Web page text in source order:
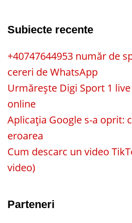
Subiecte recente
+40747644953 număr de
cereri de WhatsApp
Urmărește Digi Sport 1
online
Aplicația Google s-a oprit:
eroarea
Cum descarc un video
video)
Parteneri